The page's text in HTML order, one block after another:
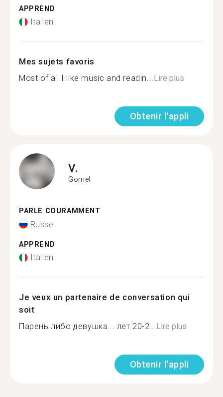
APPREND
Italien
Mes sujets favoris
Most of all I like music and readin...Lire plus
Obtenir l'appli
V.
Gomel
PARLE COURAMMENT
Russe
APPREND
Italien
Je veux un partenaire de conversation qui
soit
Парень либо девушка .. лет 20-2...Lire plus
Obtenir l'appli